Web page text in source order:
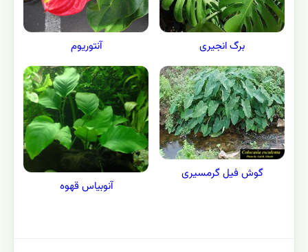
برگ انجیری آنتوریوم
گوش فیل گرمسیری
آنوبیاس قهوه